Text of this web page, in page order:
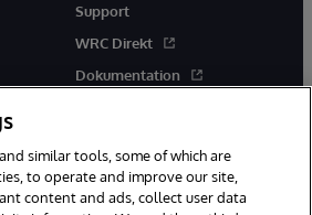
Support
WRC Direkt
Dokumentation
similar tools, some of which are
to operate and improve our site,
content and ads, collect user data